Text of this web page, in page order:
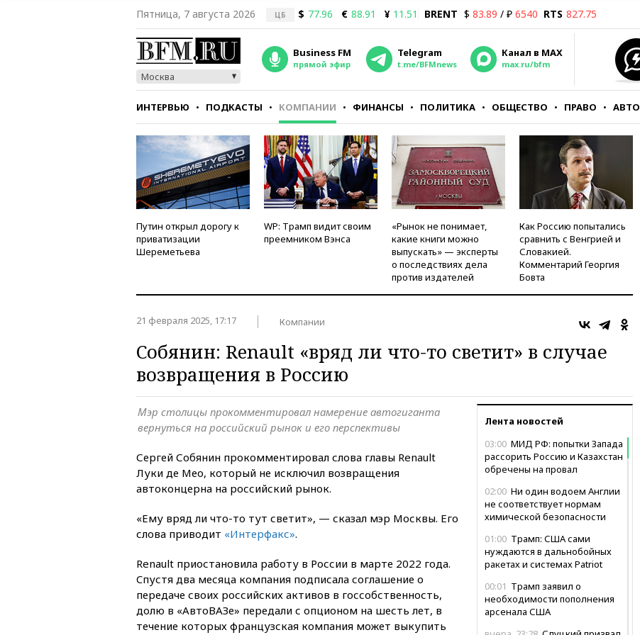
Пятница, 7 августа 2026 ЦБ $ 77.96 € 88.91 ¥ 11.51 BRENT $ 83.89 / ₽ 6540 RTS 827.75
Москва
Business FM
прямой эфир
Telegram
t.me/BFMnews
Канал в MAX
max.ru/bfm
ИНТЕРВЬЮ ПОДКАСТЫ КОМПАНИИ ФИНАНСЫ ПОЛИТИКА ОБЩЕСТВО ПРАВО АВТО
СТИЛЬ ТЕСТЫ
Путин открыл дорогу к
приватизации
Шереметьева
WP: Трамп видит своим
преемником Вэнса
«Рынок не понимает,
какие книги можно
выпускать» — эксперты
о последствиях дела
против издателей
Как Россию попытались
сравнить с Венгрией и
Словакией.
Комментарий Георгия
Бовта
21 февраля 2025, 17:17 Компании
Собянин: Renault «вряд ли что-то светит» в случае
возвращения в Россию
Лента новостей
03:00 МИД РФ: попытки Запада
рассорить Россию и Казахстан
обречены на провал
02:00 Ни один водоем Англии
не соответствует нормам
химической безопасности
01:00 Трамп: США сами
нуждаются в дальнобойных
ракетах и системах Patriot
00:01 Трамп заявил о
необходимости пополнения
арсенала США
Мэр столицы прокомментировал намерение автогиганта
вернуться на российский рынок и его перспективы
Сергей Собянин прокомментировал слова главы Renault
Луки де Мео, который не исключил возвращения
автоконцерна на российский рынок.
«Ему вряд ли что-то тут светит», — сказал мэр Москвы. Его
слова приводит «Интерфакс».
Renault приостановила работу в России в марте 2022 года.
Cпустя два месяца компания подписала соглашение о
передаче своих российских активов в госсобственность,
долю в «АвтоВАЗе» передали с опционом на шесть лет, в
течение которых французская компания может выкупить